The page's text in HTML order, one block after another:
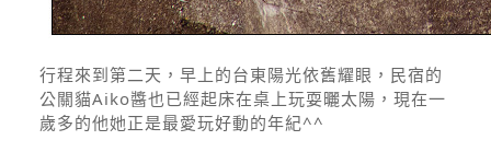
行程來到第二天，早上的台東陽光依舊耀眼，民宿的
公關貓Aiko醬也已經起床在桌上玩耍曬太陽，現在一
歲多的他她正是最愛玩好動的年紀^^